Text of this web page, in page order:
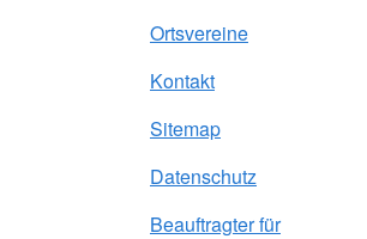
Ortsvereine
Kontakt
Sitemap
Datenschutz
Beauftragter für